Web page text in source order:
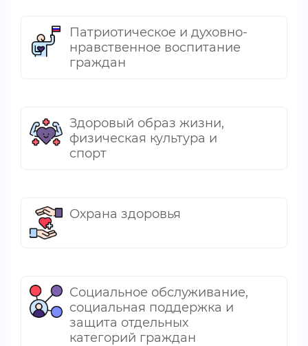
Патриотическое и духовно-
нравственное воспитание
граждан
Здоровый образ жизни,
физическая культура и
спорт
Охрана здоровья
Социальное обслуживание,
социальная поддержка и
защита отдельных
категорий граждан